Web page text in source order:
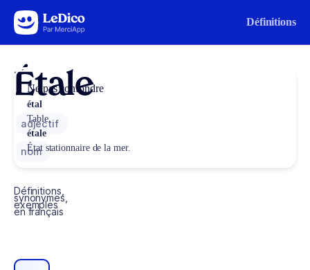
Aller au contenu Définitions
Étale
adjectif
nom
Définitions,
synonymes,
exemples
en français
Ne pas confondre
étal
Table.
étale
État stationnaire de la mer.